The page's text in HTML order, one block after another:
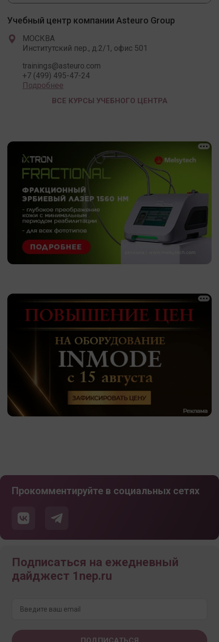
Учебный центр компании Asteuro Group
МОСКВА
Институтский пер., д.2/1, офис 501
trainings@asteuro.com
+7 (499) 495-47-24
Подробнее
ВСЕ КУРСЫ УЧЕБНОГО ЦЕНТРА
Прокомментируйте в социальных сетях
Подписаться на ежедневный
дайджест 1nep.ru